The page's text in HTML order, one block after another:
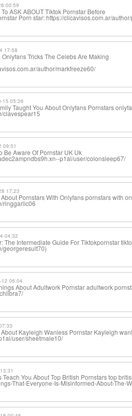
00:59
ASK ABOUT Tiktok Pornstar Before
Porn star: https://clicavisos.com.ar/
17:58
Tricks The Celebs Are Making
author/markfreeze60/
15 05:26
Taught You About Onlyfans Pornstars
clavespear15
09:51
Be Aware Of Pornstar UK Uk
p1ai/user/colonsleep67/
17:23
Pornstars With Onlyfans pornstars with
ringgarlic06
04:32
The Intermediate Guide For Tiktokpornstar
georgeresult70)
12 06:04
About Adultwork Pornstar adultwork
Kayleigh Wanless Pornstar Kayleigh
user/sheetmale10/
You About Top British Pornstars top
That-Everyone-Is-Misinformed-About-The-